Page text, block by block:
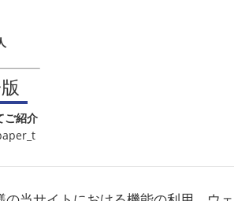
ご紹介